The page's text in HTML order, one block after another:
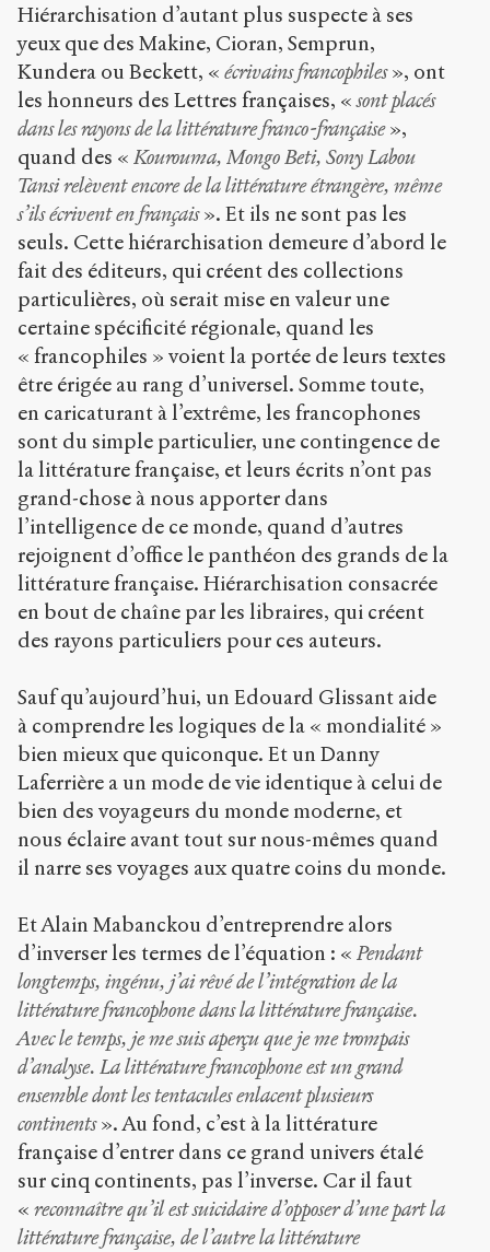
Hiérarchisation d’autant plus suspecte à ses
yeux que des Makine, Cioran, Semprun,
Kundera ou Beckett, « écrivains francophiles», ont
les honneurs des Lettres françaises, «sont placés
dans les rayons de la littérature franco-française»,
quand des « Kourouma, Mongo Beti, Sony Labou
Tansi relèvent encore de la littérature étrangère, même
s’ils écrivent en français». Et ils ne sont pas les
seuls. Cette hiérarchisation demeure d’abord le
fait des éditeurs, qui créent des collections
particulières, où serait mise en valeur une
certaine spécificité régionale, quand les
« francophiles » voient la portée de leurs textes
être érigée au rang d’universel. Somme toute,
en caricaturant à l’extrême, les francophones
sont du simple particulier, une contingence de
la littérature française, et leurs écrits n’ont pas
grand-chose à nous apporter dans
l’intelligence de ce monde, quand d’autres
rejoignent d’office le panthéon des grands de la
littérature française. Hiérarchisation consacrée
en bout de chaîne par les libraires, qui créent
des rayons particuliers pour ces auteurs.
Sauf qu’aujourd’hui, un Edouard Glissant aide
à comprendre les logiques de la « mondialité »
bien mieux que quiconque. Et un Danny
Laferrière a un mode de vie identique à celui de
bien des voyageurs du monde moderne, et
nous éclaire avant tout sur nous-mêmes quand
il narre ses voyages aux quatre coins du monde.
Et Alain Mabanckou d’entreprendre alors
d’inverser les termes de l’équation : « Pendant
longtemps, ingénu, j’ai rêvé de l’intégration de la
littérature francophone dans la littérature française.
Avec le temps, je me suis aperçu que je me trompais
d’analyse. La littérature francophone est un grand
ensemble dont les tentacules enlacent plusieurs
continents». Au fond, c’est à la littérature
française d’entrer dans ce grand univers étalé
sur cinq continents, pas l’inverse. Car il faut
« reconnaître qu’il est suicidaire d’opposer d’une part la
littérature française, de l’autre la littérature